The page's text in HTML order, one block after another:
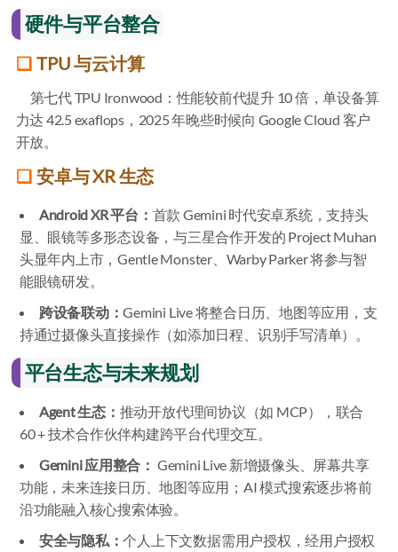
硬件与平台整合
TPU 与云计算
第七代 TPU Ironwood：性能较前代提升 10 倍，单设备算
力达 42.5 exaflops，2025 年晚些时候向 Google Cloud 客户
开放。
安卓与 XR 生态
Android XR 平台： 首款 Gemini 时代安卓系统，支持头
显、眼镜等多形态设备，与三星合作开发的 Project Muhan
头显年内上市，Gentle Monster、Warby Parker 将参与智
能眼镜研发。
跨设备联动：Gemini Live 将整合日历、地图等应用，支
持通过摄像头直接操作（如添加日程、识别手写清单）。
平台生态与未来规划
Agent 生态： 推动开放代理间协议（如 MCP），联合
60 + 技术合作伙伴构建跨平台代理交互。
Gemini 应用整合： Gemini Live 新增摄像头、屏幕共享
功能，未来连接日历、地图等应用；AI 模式搜索逐步将前
沿功能融入核心搜索体验。
安全与隐私：个人上下文数据需用户授权，经用户授权